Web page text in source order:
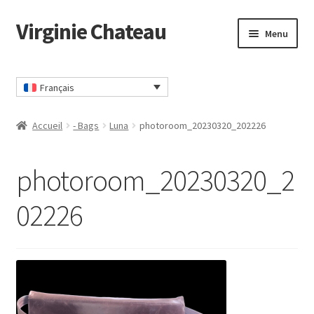
Passer
à
navigation
Passer
au
Virginie Chateau Menu
Français
Accueil - Bags Luna photoroom_20230320_202226
photoroom_20230320_2
02226